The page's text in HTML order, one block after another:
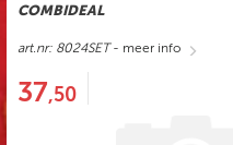
COMBIDEAL
art.nr: 8024SET- meer info
37,50